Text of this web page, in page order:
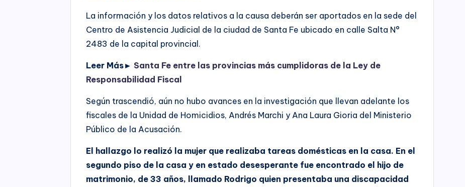
La información y los datos relativos a la causa deberán ser aportados en la sede del
Centro de Asistencia Judicial de la ciudad de Santa Fe ubicado en calle Salta N°
2483 de la capital provincial.
Leer Más► Santa Fe entre las provincias más cumplidoras de la Ley de
Responsabilidad Fiscal
Según trascendió, aún no hubo avances en la investigación que llevan adelante los
fiscales de la Unidad de Homicidios, Andrés Marchi y Ana Laura Gioria del Ministerio
Público de la Acusación.
El hallazgo lo realizó la mujer que realizaba tareas domésticas en la casa. En el
segundo piso de la casa y en estado desesperante fue encontrado el hijo de
matrimonio, de 33 años, llamado Rodrigo quien presentaba una discapacidad